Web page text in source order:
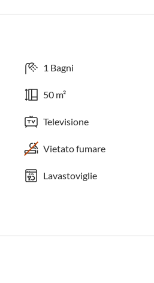
1 Bagni
50 m²
Televisione
Vietato fumare
Lavastoviglie